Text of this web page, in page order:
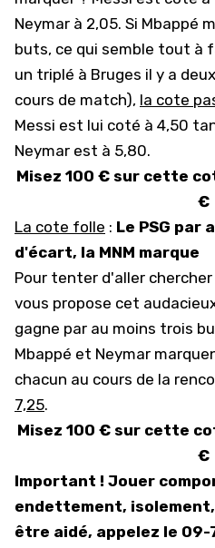
Neymar à 2,05. Si Mbappé
buts, ce qui semble tout à
un triplé à Bruges il y a
cours de match), la cote
Messi est lui coté à 4,50
Neymar est à 5,80.
Misez 100 € sur cette
€
La cote folle : Le PSG par
d'écart, la MNM marque
Pour tenter d'aller
vous propose cet
gagne par au moins trois
Mbappé et Neymar
chacun au cours de la
7,25.
Misez 100 € sur cette
€
Important ! Jouer
endettement,
être aidé, appelez le 09-